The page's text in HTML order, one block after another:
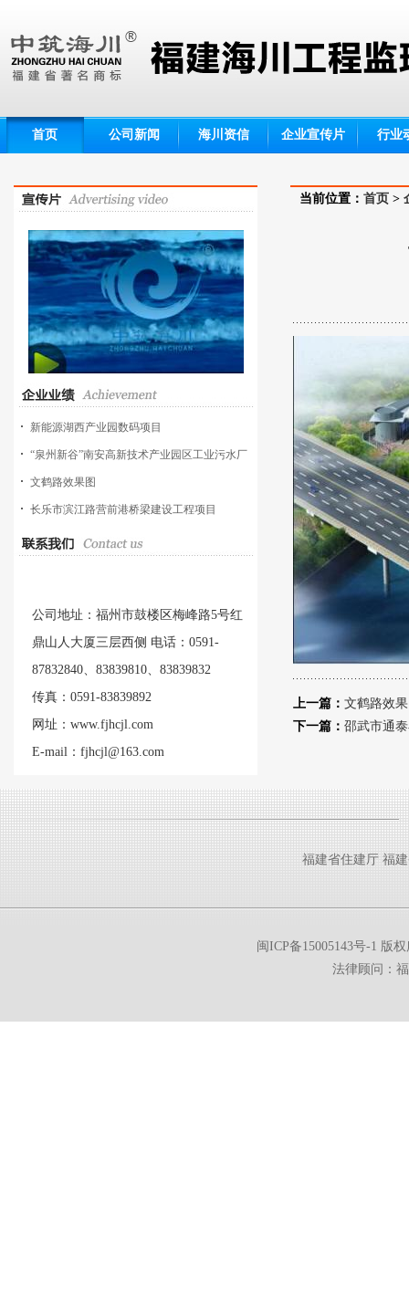
首页 公司新闻 海川资信 企业宣传片 行业
新能源湖西产业园数码项目
“泉州新谷”南安高新技术产业园区工业污水厂
工程
文鹤路效果图
长乐市滨江路营前港桥梁建设工程项目
公司地址：福州市鼓楼区梅峰路5号红
鼎山人大厦三层西侧 电话：0591-
87832840、83839810、83839832
传真：0591-83839892
网址：www.fjhcjl.com
E-mail：fjhcjl@163.com
当前位置： 首页 >
上一篇： 文鹤路效
下一篇： 邵武市通
福建省住建厅 福
闽ICP备15005143号-1 版
法律顾问：